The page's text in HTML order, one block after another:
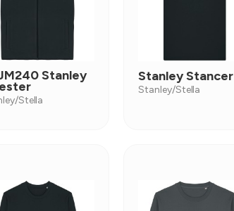
Stanley
Stella
Stanley Stancer
Stanley/Stella